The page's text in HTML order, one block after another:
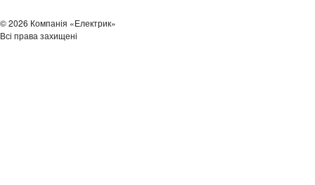
© 2026 Компанія «Електрик»
Всі права захищені